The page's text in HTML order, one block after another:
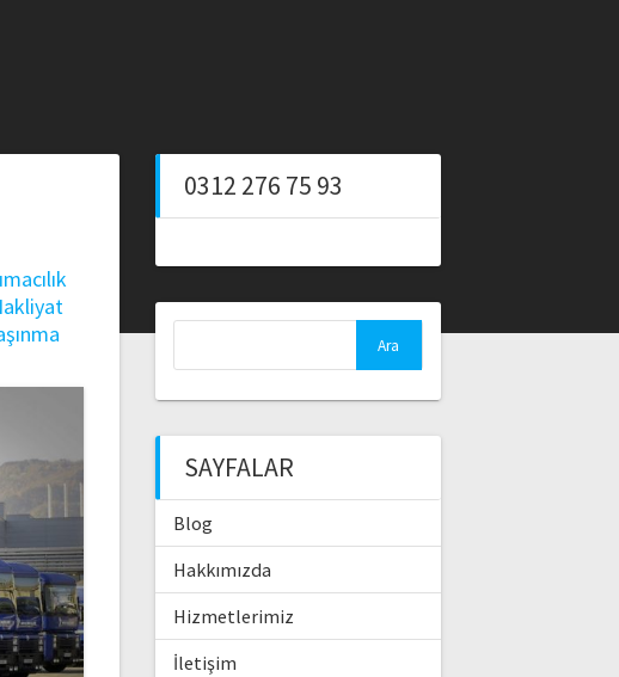
0312 276 75 93
SAYFALAR
Blog
Hakkımızda
Hizmetlerimiz
İletişim